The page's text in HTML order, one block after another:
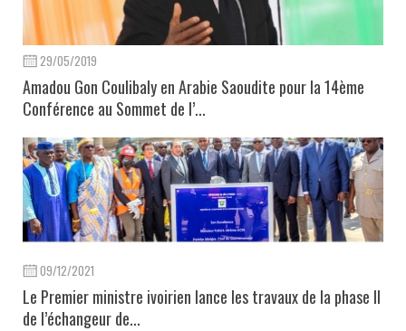
29/05/2019
Amadou Gon Coulibaly en Arabie Saoudite pour la 14ème
Conférence au Sommet de l’...
09/12/2021
Le Premier ministre ivoirien lance les travaux de la phase II
de l’échangeur de...